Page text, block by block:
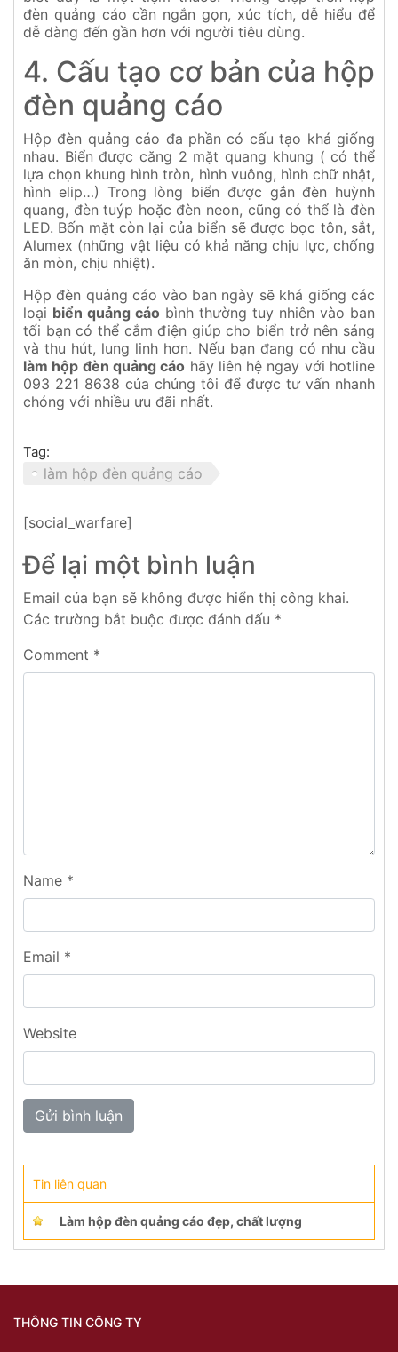
đèn quảng cáo cần ngắn gọn, xúc tích, dễ hiểu để
dễ dàng đến gần hơn với người tiêu dùng.
4. Cấu tạo cơ bản của hộp
đèn quảng cáo
Hộp đèn quảng cáo đa phần có cấu tạo khá giống
nhau. Biển được căng 2 mặt quang khung ( có thể
lựa chọn khung hình tròn, hình vuông, hình chữ nhật,
hình elip…) Trong lòng biển được gắn đèn huỳnh
quang, đèn tuýp hoặc đèn neon, cũng có thể là đèn
LED. Bốn mặt còn lại của biển sẽ được bọc tôn, sắt,
Alumex (những vật liệu có khả năng chịu lực, chống
ăn mòn, chịu nhiệt).
Hộp đèn quảng cáo vào ban ngày sẽ khá giống các
loại biển quảng cáo bình thường tuy nhiên vào ban
tối bạn có thể cắm điện giúp cho biển trở nên sáng
và thu hút, lung linh hơn. Nếu bạn đang có nhu cầu
làm hộp đèn quảng cáo hãy liên hệ ngay với hotline
093 221 8638 của chúng tôi để được tư vấn nhanh
chóng với nhiều ưu đãi nhất.
Tag:
làm hộp đèn quảng cáo
[social_warfare]
Để lại một bình luận
Email của bạn sẽ không được hiển thị công khai.
Các trường bắt buộc được đánh dấu *
Comment *
Name *
Email *
Website
Tin liên quan
Làm hộp đèn quảng cáo đẹp, chất lượng
THÔNG TIN CÔNG TY